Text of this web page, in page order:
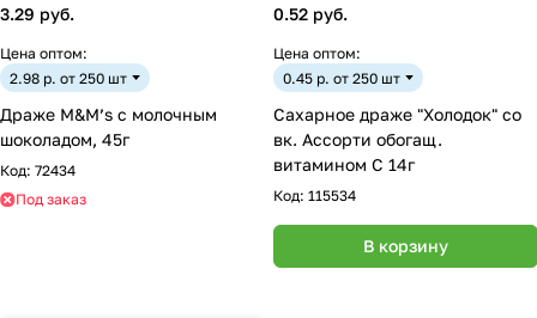
3.29 руб.
Цена оптом:
2.98 р. от 250 шт
Драже M&M’s с молочным
шоколадом, 45г
Код: 72434
Под заказ
0.52 руб.
Цена оптом:
0.45 р. от 250 шт
Сахарное драже "Холодок" со
вк. Ассорти обогащ.
витамином С 14г
Код: 115534
В корзину